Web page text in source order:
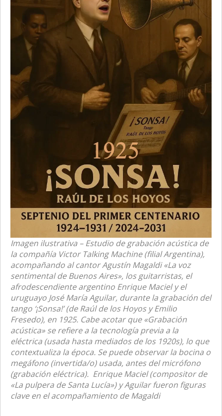
Imagen ilustrativa – Estudio de grabación acústica de
la compañía Victor Talking Machine (filial Argentina),
acompañando al cantor Agustín Magaldi «La voz
sentimental de Buenos Aires», los guitarristas, el
afrodescendiente argentino Enrique Maciel y el
uruguayo José María Aguilar, durante la grabación del
tango ‘¡Sonsa!’ (de Raúl de los Hoyos y Emilio
Fresedo), en 1925. Cabe acotar que «Grabación
acústica» se refiere a la tecnología previa a la
eléctrica (usada hasta mediados de los 1920s), lo que
contextualiza la época. Se puede observar la bocina o
megáfono (invertida/o) usada, antes del micrófono
(grabación eléctrica). Enrique Maciel (compositor de
«La pulpera de Santa Lucía») y Aguilar fueron figuras
clave en el acompañamiento de Magaldi